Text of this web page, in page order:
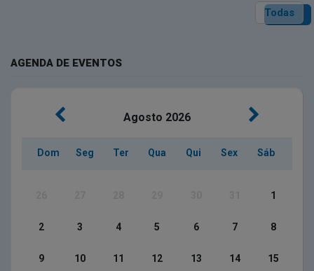
Todas
AGENDA DE EVENTOS
Agosto 2026
Dom Seg Ter Qua Qui Sex Sáb
1
2 3 4 5 6 7 8
9 10 11 12 13 14 15